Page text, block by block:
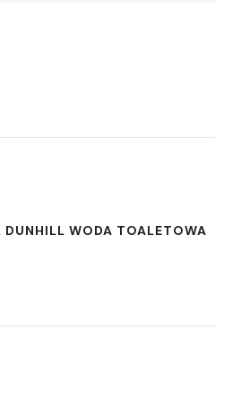
DUNHILL WODA TOALETOWA